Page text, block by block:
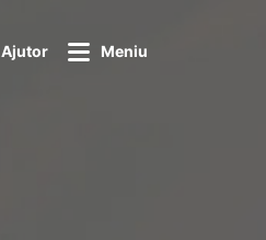
Ajutor Meniu